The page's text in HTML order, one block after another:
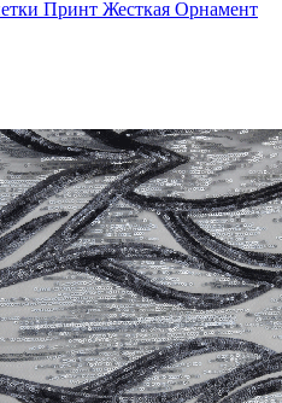
Принт Жесткая Орнамент